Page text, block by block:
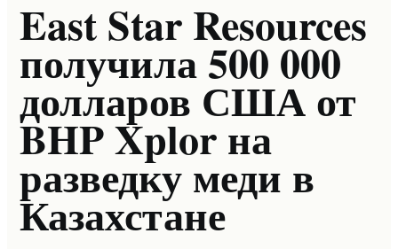
East Star Resources
получила 500 000
долларов США от
BHP Xplor на
разведку меди в
Казахстане